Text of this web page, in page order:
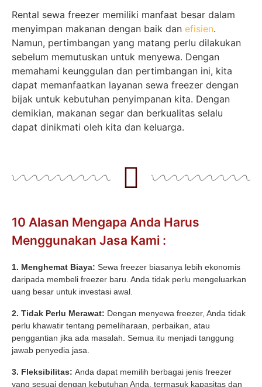
Rental sewa freezer memiliki manfaat besar dalam
menyimpan makanan dengan baik dan efisien.
Namun, pertimbangan yang matang perlu dilakukan
sebelum memutuskan untuk menyewa. Dengan
memahami keunggulan dan pertimbangan ini, kita
dapat memanfaatkan layanan sewa freezer dengan
bijak untuk kebutuhan penyimpanan kita. Dengan
demikian, makanan segar dan berkualitas selalu
dapat dinikmati oleh kita dan keluarga.
10 Alasan Mengapa Anda Harus
Menggunakan Jasa Kami :
1. Menghemat Biaya: Sewa freezer biasanya lebih ekonomis
daripada membeli freezer baru. Anda tidak perlu mengeluarkan
uang besar untuk investasi awal.
2. Tidak Perlu Merawat: Dengan menyewa freezer, Anda tidak
perlu khawatir tentang pemeliharaan, perbaikan, atau
penggantian jika ada masalah. Semua itu menjadi tanggung
jawab penyedia jasa.
3. Fleksibilitas: Anda dapat memilih berbagai jenis freezer
yang sesuai dengan kebutuhan Anda, termasuk kapasitas dan